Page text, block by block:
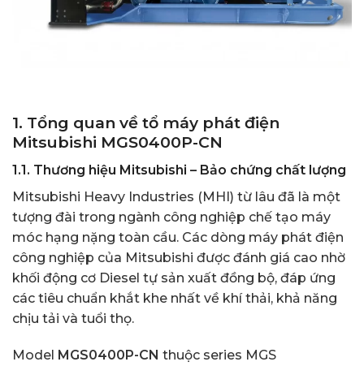
1. Tổng quan về tổ máy phát điện
Mitsubishi MGS0400P-CN
1.1. Thương hiệu Mitsubishi – Bảo chứng chất lượng
Mitsubishi Heavy Industries (MHI) từ lâu đã là một
tượng đài trong ngành công nghiệp chế tạo máy
móc hạng nặng toàn cầu. Các dòng máy phát điện
công nghiệp của Mitsubishi được đánh giá cao nhờ
khối động cơ Diesel tự sản xuất đồng bộ, đáp ứng
các tiêu chuẩn khắt khe nhất về khí thải, khả năng
chịu tải và tuổi thọ.
Model MGS0400P-CN thuộc series MGS